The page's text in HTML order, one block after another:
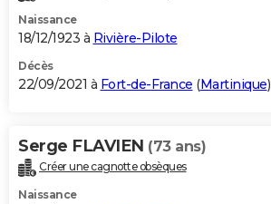
Naissance
18/12/1923 à Rivière-Pilote
Décès
22/09/2021 à Fort-de-France (Martinique)
Serge FLAVIEN (73 ans)
Créer une cagnotte obsèques
Naissance